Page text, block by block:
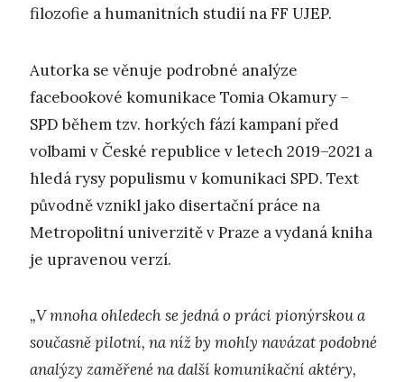
filozofie a humanitních studií na FF UJEP.
Autorka se věnuje podrobné analýze
facebookové komunikace Tomia Okamury –
SPD během tzv. horkých fází kampaní před
volbami v České republice v letech 2019–2021 a
hledá rysy populismu v komunikaci SPD. Text
původně vznikl jako disertační práce na
Metropolitní univerzitě v Praze a vydaná kniha
je upravenou verzí.
„V mnoha ohledech se jedná o práci pionýrskou a
současně pilotní, na níž by mohly navázat podobné
analýzy zaměřené na další komunikační aktéry,